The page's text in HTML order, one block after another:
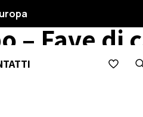
– Fave di
–